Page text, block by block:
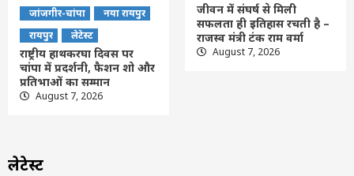
जांजगीर-चांपा
नया रायपुर
रायपुर
लेटेस्ट
राष्ट्रीय हाथकरघा दिवस पर
चांपा में प्रदर्शनी, फैशन शो और
प्रतिभाओं का सम्मान
August 7, 2026
जीवन में संघर्ष से मिली
सफलता ही इतिहास रचती है –
राजस्व मंत्री टंक राम वर्मा
August 7, 2026
लेटेस्ट